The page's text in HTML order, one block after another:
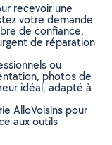
recevoir une
votre demande
de confiance,
de réparation
ou
photos de
idéal, adapté à
AlloVoisins pour
aux outils